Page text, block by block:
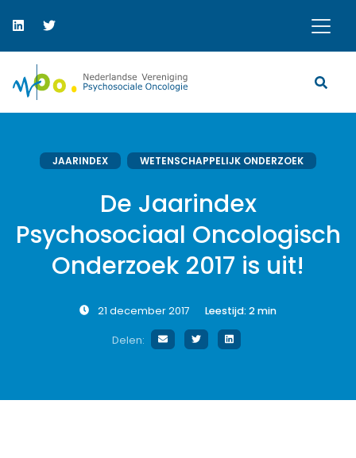
JAARINDEX WETENSCHAPPELIJK ONDERZOEK
De Jaarindex
Psychosociaal Oncologisch
Onderzoek 2017 is uit!
21 december 2017 Leestijd: 2min
Delen: